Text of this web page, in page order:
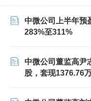
中微公司上半年预
283%至311%
中微公司董监高尹
股，套现1376.76